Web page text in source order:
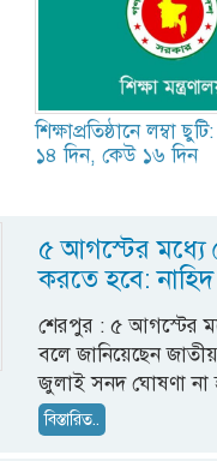
শিক্ষাপ্রতিষ্ঠানে লম্বা
১৪ দিন, কেউ ১৬ দিন
৫ আগস্টের মধ্যে
করতে হবে:
শেরপুর : ৫ আগস্টের
বলে জানিয়েছেন
জুলাই সনদ ঘোষণা না
বিস্তারিত..